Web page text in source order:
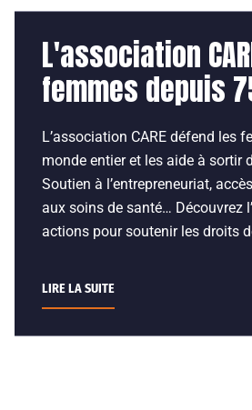
L'association
femmes depuis
L’association CARE défend les
monde entier et les aide à sortir
Soutien à l’entrepreneuriat,
aux soins de santé… Découvrez
actions pour soutenir les droits
LIRE LA SUITE